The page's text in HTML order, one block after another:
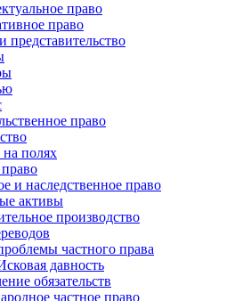
право
право
представительство
право
на полях
и наследственное право
активы
производство
частного права
давность
обязательств
частное право